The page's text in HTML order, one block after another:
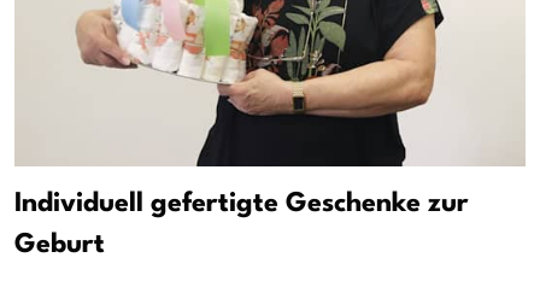
Individuell gefertigte Geschenke zur
Geburt